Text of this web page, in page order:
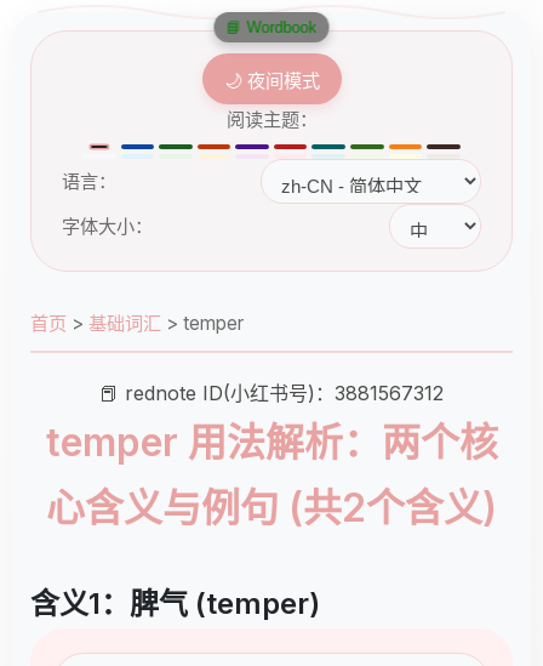
🌙 夜间模式
阅读主题：
语言：
字体大小：
首页 > 基础词汇 > temper
📕 rednote ID(小红书号)：3881567312
temper 用法解析：两个核
心含义与例句 (共2个含义)
含义1：脾气 (temper)
📘 Wordbook